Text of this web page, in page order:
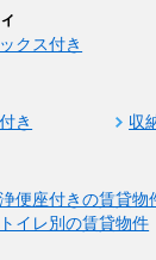
クス付き
き 収
便座付きの賃貸物
イレ別の賃貸物件